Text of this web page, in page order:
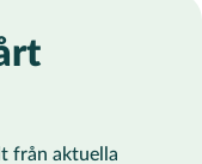
från aktuella